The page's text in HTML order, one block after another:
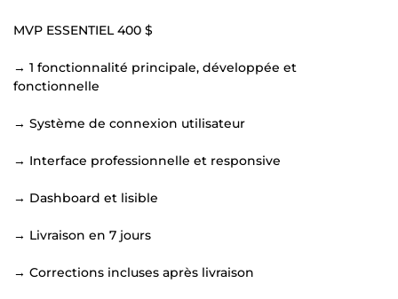
MVP ESSENTIEL 400 $
→ 1 fonctionnalité principale, développée et
fonctionnelle
→ Système de connexion utilisateur
→ Interface professionnelle et responsive
→ Dashboard et lisible
→ Livraison en 7 jours
→ Corrections incluses après livraison